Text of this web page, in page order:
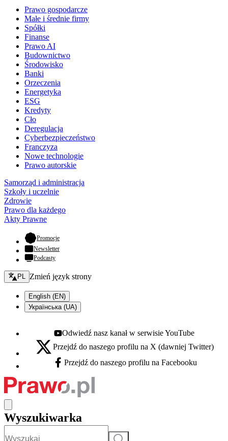
Prawo gospodarcze
Małe i średnie firmy
Spółki
Finanse
Prawo AI
Budownictwo
Środowisko
Banki
Orzeczenia
Energetyka
ESG
Kredyty
Cło
Deregulacja
Cyberbezpieczeństwo
Franczyza
Nowe technologie
Prawo autorskie
Samorząd i administracja
Szkoły i uczelnie
Zdrowie
Prawo dla każdego
Akty Prawne
Promocje- otwiera się w nowej karcie
Newsletter
Podcasty
Zmień język - bieżący:
PL Zmień język strony
English (EN)
Українська (UA)
Youtube - otwiera się w nowej karcie
Odwiedź nasz kanał w serwisie YouTube
X - otwiera się w nowej karcie
Przejdź do naszego profilu na X (dawniej Twitter)
Facebook - otwiera się w nowej karcie
Przejdź do naszego profilu na Facebooku
Wyszukiwarka
Szukaj